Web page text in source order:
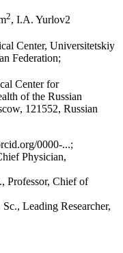
2, I.A. Yurlov2
Center, Universitetskiy
Federation;
Center for
of the Russian
121552, Russian
0000-...;
Physician,
Professor, Chief of
Leading Researcher,